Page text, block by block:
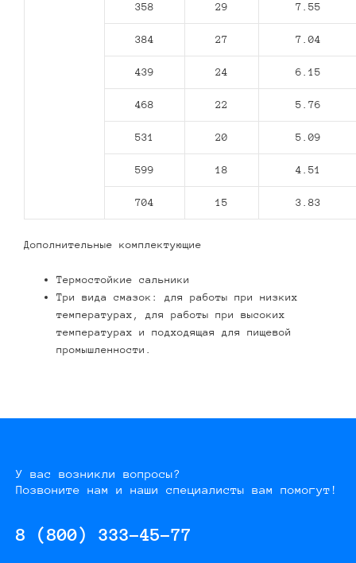
358 29 7.55
384 27 7.04
439 24 6.15
468 22 5.76
531 20 5.09
599 18 4.51
704 15 3.83
Дополнительные комплектующие
Термостойкие сальники
Три вида смазок: для работы при низких
температурах, для работы при высоких
температурах и подходящая для пищевой
промышленности.
У вас возникли вопросы?
Позвоните нам и наши специалисты вам помогут!
8 (800) 333-45-77